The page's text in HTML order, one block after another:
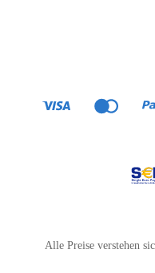
Alle Preise verstehen